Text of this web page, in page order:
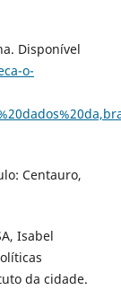
Disponível
o-
Centauro,
Isabel
da cidade.